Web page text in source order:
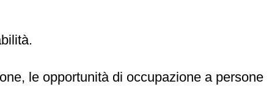
le opportunità di occupazione a persone